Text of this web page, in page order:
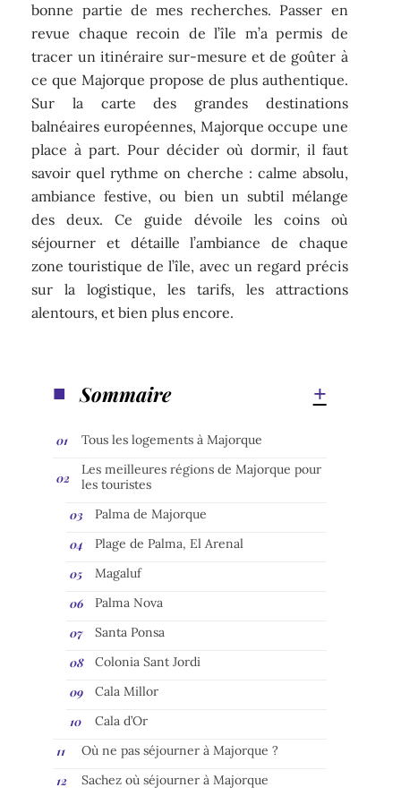
bonne partie de mes recherches. Passer en
revue chaque recoin de l’île m’a permis de
tracer un itinéraire sur-mesure et de goûter à
ce que Majorque propose de plus authentique.
Sur la carte des grandes destinations
balnéaires européennes, Majorque occupe une
place à part. Pour décider où dormir, il faut
savoir quel rythme on cherche : calme absolu,
ambiance festive, ou bien un subtil mélange
des deux. Ce guide dévoile les coins où
séjourner et détaille l’ambiance de chaque
zone touristique de l’île, avec un regard précis
sur la logistique, les tarifs, les attractions
alentours, et bien plus encore.
Sommaire
Tous les logements à Majorque
Les meilleures régions de Majorque pour
les touristes
Palma de Majorque
Plage de Palma, El Arenal
Magaluf
Palma Nova
Santa Ponsa
Colonia Sant Jordi
Cala Millor
Cala d’Or
Où ne pas séjourner à Majorque ?
Sachez où séjourner à Majorque